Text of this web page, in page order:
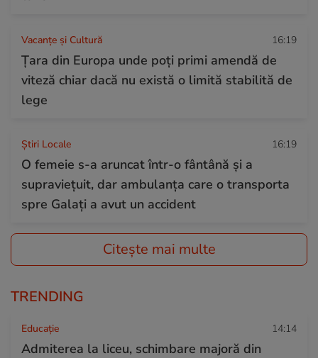
Vacanțe și Cultură 16:19
Țara din Europa unde poți primi amendă de
viteză chiar dacă nu există o limită stabilită de
lege
Știri Locale 16:19
O femeie s-a aruncat într-o fântână și a
supraviețuit, dar ambulanța care o transporta
spre Galați a avut un accident
Citește mai multe
TRENDING
Educație 14:14
Admiterea la liceu, schimbare majoră din